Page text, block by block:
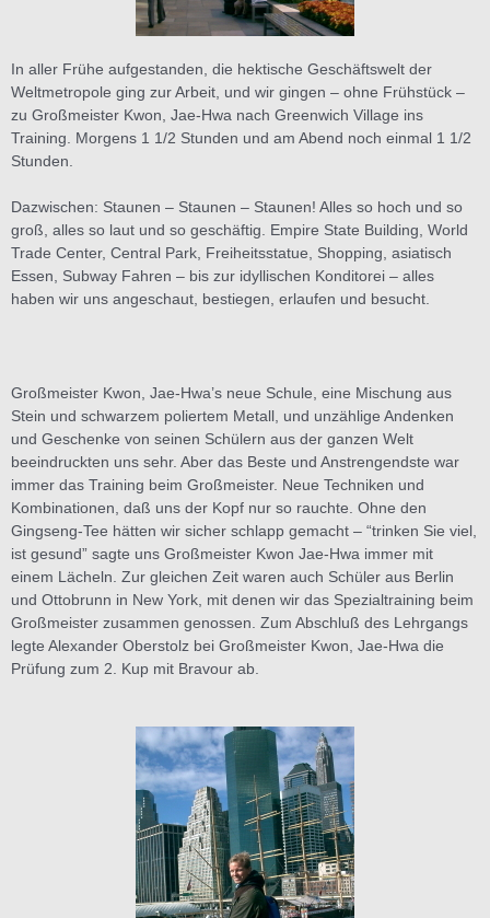
In aller Frühe aufgestanden, die hektische Geschäftswelt der
Weltmetropole ging zur Arbeit, und wir gingen – ohne Frühstück –
zu Großmeister Kwon, Jae-Hwa nach Greenwich Village ins
Training. Morgens 1 1/2 Stunden und am Abend noch einmal 1 1/2
Stunden.
Dazwischen: Staunen – Staunen – Staunen! Alles so hoch und so
groß, alles so laut und so geschäftig. Empire State Building, World
Trade Center, Central Park, Freiheitsstatue, Shopping, asiatisch
Essen, Subway Fahren – bis zur idyllischen Konditorei – alles
haben wir uns angeschaut, bestiegen, erlaufen und besucht.
Großmeister Kwon, Jae-Hwa’s neue Schule, eine Mischung aus
Stein und schwarzem poliertem Metall, und unzählige Andenken
und Geschenke von seinen Schülern aus der ganzen Welt
beeindruckten uns sehr. Aber das Beste und Anstrengendste war
immer das Training beim Großmeister. Neue Techniken und
Kombinationen, daß uns der Kopf nur so rauchte. Ohne den
Gingseng-Tee hätten wir sicher schlapp gemacht – “trinken Sie viel,
ist gesund” sagte uns Großmeister Kwon Jae-Hwa immer mit
einem Lächeln. Zur gleichen Zeit waren auch Schüler aus Berlin
und Ottobrunn in New York, mit denen wir das Spezialtraining beim
Großmeister zusammen genossen. Zum Abschluß des Lehrgangs
legte Alexander Oberstolz bei Großmeister Kwon, Jae-Hwa die
Prüfung zum 2. Kup mit Bravour ab.